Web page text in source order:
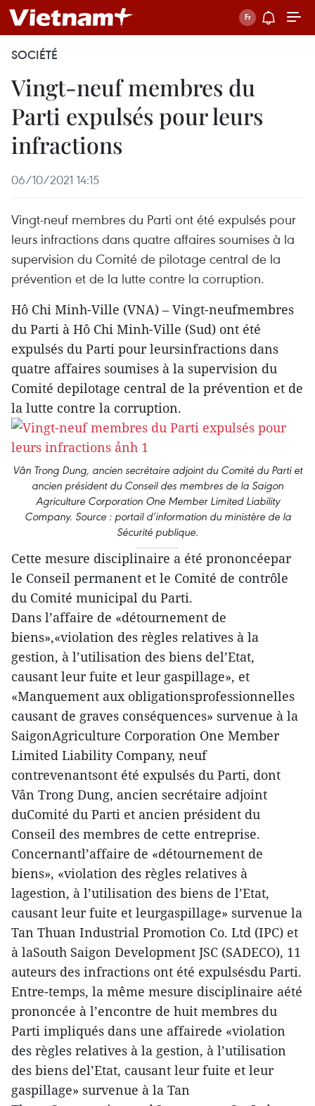
SOCIÉTÉ
Vingt-neuf membres du
Parti expulsés pour leurs
infractions
06/10/2021 14:15
Vingt-neuf membres du Parti ont été expulsés pour
leurs infractions dans quatre affaires soumises à la
supervision du Comité de pilotage central de la
prévention et de la lutte contre la corruption.
Hô Chi Minh-Ville (VNA) – Vingt-neufmembres
du Parti à Hô Chi Minh-Ville (Sud) ont été
expulsés du Parti pour leursinfractions dans
quatre affaires soumises à la supervision du
Comité depilotage central de la prévention et de
la lutte contre la corruption.
Vân Trong Dung, ancien secrétaire adjoint du Comité du Parti et
ancien président du Conseil des membres de la Saigon
Agriculture Corporation One Member Limited Liability
Company. Source : portail d’information du ministère de la
Sécurité publique.
Cette mesure disciplinaire a été prononcéepar
le Conseil permanent et le Comité de contrôle
du Comité municipal du Parti.
Dans l’affaire de «détournement de
biens»,«violation des règles relatives à la
gestion, à l’utilisation des biens del’Etat,
causant leur fuite et leur gaspillage», et
«Manquement aux obligationsprofessionnelles
causant de graves conséquences» survenue à la
SaigonAgriculture Corporation One Member
Limited Liability Company, neuf
contrevenantsont été expulsés du Parti, dont
Vân Trong Dung, ancien secrétaire adjoint
duComité du Parti et ancien président du
Conseil des membres de cette entreprise.
Concernantl’affaire de «détournement de
biens», «violation des règles relatives à
lagestion, à l’utilisation des biens de l’Etat,
causant leur fuite et leurgaspillage» survenue la
Tan Thuan Industrial Promotion Co. Ltd (IPC) et
à laSouth Saigon Development JSC (SADECO), 11
auteurs des infractions ont été expulsésdu Parti.
Entre-temps, la même mesure disciplinaire aété
prononcée à l’encontre de huit membres du
Parti impliqués dans une affairede «violation
des règles relatives à la gestion, à l’utilisation
des biens del’Etat, causant leur fuite et leur
gaspillage» survenue à la Tan